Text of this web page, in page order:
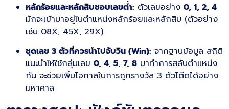
หลักร้อยและหลักสิบชอบเลขต่ำ: ตัวเลขอย่าง 0, 1, 2, 4
มักจะเข้ามาอยู่ในตำแหน่งหลักร้อยและหลักสิบ (ตัวอย่าง
เช่น 08X, 45X, 29X)
ชุดเลข 3 ตัวที่ควรนำไปจับวิน (Win): จากฐานข้อมูล สถิติ
แนะนำให้ใช้กลุ่มเลข 0, 4, 5, 7, 8 มาทำการสลับตำแหน่ง
กัน จะช่วยเพิ่มโอกาสในการถูกรางวัล 3 ตัวโต๊ดได้อย่าง
มหาศาล